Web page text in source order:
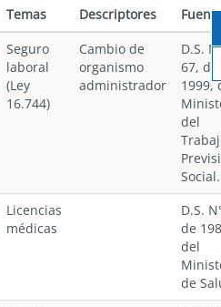
Temas Descriptores
Seguro
laboral
(Ley
16.744)
Cambio de
organismo
administrador
D.S.
67, de
1999,
del
Social.
Licencias
médicas
D.S.
de
del
de